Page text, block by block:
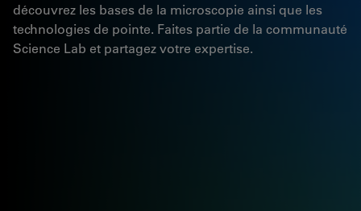
découvrez les bases de la microscopie ainsi que les
technologies de pointe. Faites partie de la communauté
Science Lab et partagez votre expertise.